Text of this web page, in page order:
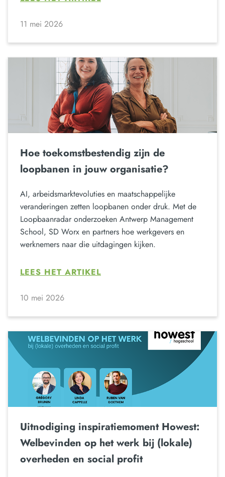
11 mei 2026
Hoe toekomstbestendig zijn de
loopbanen in jouw organisatie?
AI, arbeidsmarktevoluties en maatschappelijke
veranderingen zetten loopbanen onder druk. Met de
Loopbaanradar onderzoeken Antwerp Management
School, SD Worx en partners hoe werkgevers en
werknemers naar die uitdagingen kijken.
LEES HET ARTIKEL
10 mei 2026
Uitnodiging inspiratiemoment Howest:
Welbevinden op het werk bij (lokale)
overheden en social profit